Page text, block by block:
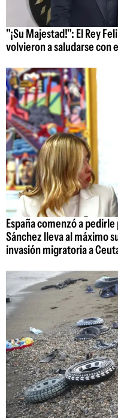
"¡Su Majestad!": El Rey
volvieron a saludarse con
España comenzó a
Sánchez lleva al máximo
invasión migratoria a